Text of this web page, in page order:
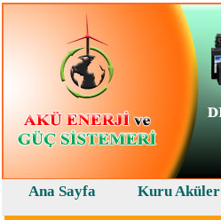
Ana Sayfa Kuru Aküler